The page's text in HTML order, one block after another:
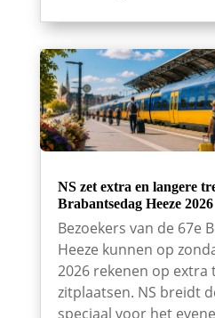
NS zet extra en langere
Brabantsedag Heeze 2026
Bezoekers van de 67e
Heeze kunnen op
2026 rekenen op
zitplaatsen. NS breidt
speciaal voor het